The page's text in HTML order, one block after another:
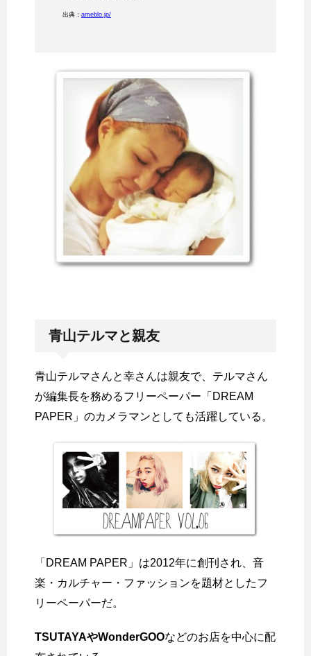
出典： ameblo.jp/
青山テルマと親友
青山テルマさんと幸さんは親友で、テルマさん
が編集長を務めるフリーペーパー「DREAM
PAPER」のカメラマンとしても活躍している。
「DREAM PAPER」は2012年に創刊され、音
楽・カルチャー・ファッションを題材としたフ
リーペーパーだ。
TSUTAYAやWonderGOOなどのお店を中心に配